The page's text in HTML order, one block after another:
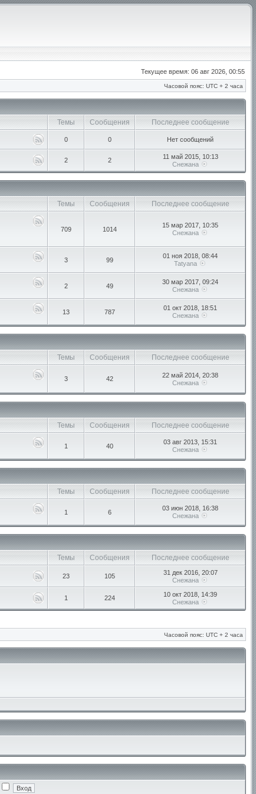
Текущее время: 06 авг 2026, 00:55
Часовой пояс: UTC + 2 часа
Темы Сообщения
Последнее сообщение
0 0 Нет сообщений
2 2
11 май 2015, 10:13
Снежана
Темы Сообщения
Последнее сообщение
709 1014
15 мар 2017, 10:35
Снежана
3 99
01 ноя 2018, 08:44
Tatyana
2 49
30 мар 2017, 09:24
Снежана
13 787
01 окт 2018, 18:51
Снежана
Темы Сообщения
Последнее сообщение
3 42
22 май 2014, 20:38
Снежана
Темы Сообщения
Последнее сообщение
1 40
03 авг 2013, 15:31
Снежана
Темы Сообщения
Последнее сообщение
1 6
03 июн 2018, 16:38
Снежана
Темы Сообщения Последнее сообщение
23 105
31 дек 2016, 20:07
Снежана
1 224
10 окт 2018, 14:39
Снежана
Часовой пояс: UTC + 2 часа